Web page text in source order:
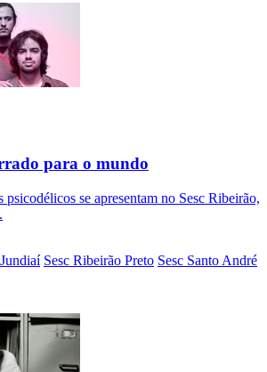
para o mundo
se apresentam no Sesc Ribeirão,
Sesc Ribeirão Preto Sesc Santo André